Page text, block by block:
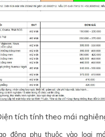
tích tính theo mái
động phụ thuộc vào loại